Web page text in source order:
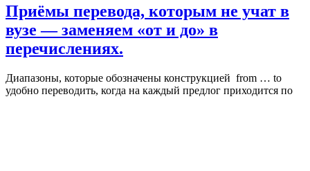
Приёмы перевода, которым не учат в
вузе — заменяем «от и до» в
перечислениях.
Диапазоны, которые обозначены конструкцией from … to
удобно переводить, когда на каждый предлог приходится по